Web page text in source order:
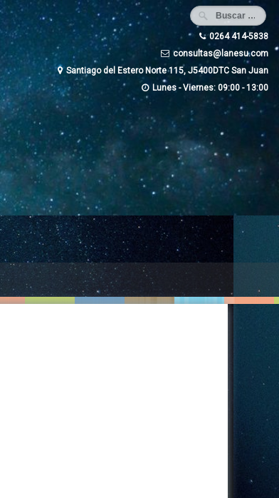
0264 414-5838
consultas@lanesu.com
Santiago del Estero Norte 115, J5400DTC San Juan
Lunes - Viernes: 09:00 - 13:00